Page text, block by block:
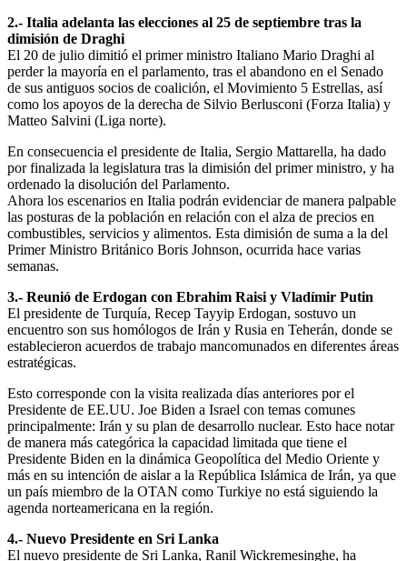
2.- Italia adelanta las elecciones al 25 de septiembre tras la
dimisión de Draghi
El 20 de julio dimitió el primer ministro Italiano Mario Draghi al
perder la mayoría en el parlamento, tras el abandono en el Senado
de sus antiguos socios de coalición, el Movimiento 5 Estrellas, así
como los apoyos de la derecha de Silvio Berlusconi (Forza Italia) y
Matteo Salvini (Liga norte).
En consecuencia el presidente de Italia, Sergio Mattarella, ha dado
por finalizada la legislatura tras la dimisión del primer ministro, y ha
ordenado la disolución del Parlamento.
Ahora los escenarios en Italia podrán evidenciar de manera palpable
las posturas de la población en relación con el alza de precios en
combustibles, servicios y alimentos. Esta dimisión de suma a la del
Primer Ministro Británico Boris Johnson, ocurrida hace varias
semanas.
3.- Reunió de Erdogan con Ebrahim Raisi y Vladímir Putin
El presidente de Turquía, Recep Tayyip Erdogan, sostuvo un
encuentro son sus homólogos de Irán y Rusia en Teherán, donde se
establecieron acuerdos de trabajo mancomunados en diferentes áreas
estratégicas.
Esto corresponde con la visita realizada días anteriores por el
Presidente de EE.UU. Joe Biden a Israel con temas comunes
principalmente: Irán y su plan de desarrollo nuclear. Esto hace notar
de manera más categórica la capacidad limitada que tiene el
Presidente Biden en la dinámica Geopolítica del Medio Oriente y
más en su intención de aislar a la República Islámica de Irán, ya que
un país miembro de la OTAN como Turkiye no está siguiendo la
agenda norteamericana en la región.
4.- Nuevo Presidente en Sri Lanka
El nuevo presidente de Sri Lanka, Ranil Wickremesinghe, ha